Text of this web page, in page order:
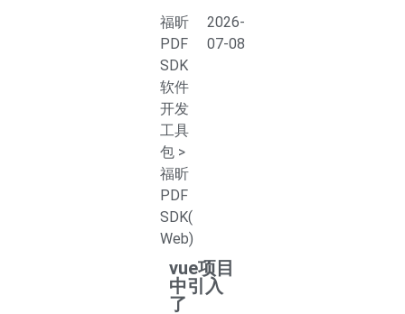
福昕
PDF
SDK
软件
开发
工具
包>
福昕
PDF
SDK(
Web)
2026-
07-08
vue项目
中引入
了